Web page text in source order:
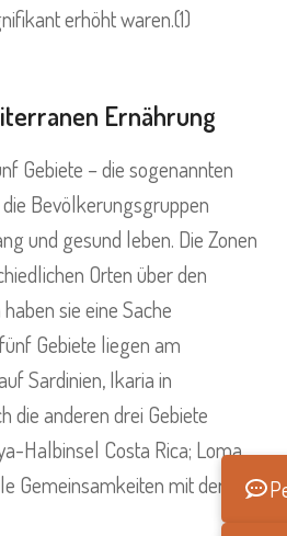
erhöht waren.(1)
Ernährung
Gebiete – die sogenannten
Bevölkerungsgruppen
und gesund leben. Die Zonen
Orten über den
sie eine Sache
Gebiete liegen am
Sardinien, Ikaria in
die anderen drei Gebiete
Halbinsel Costa Rica; Loma
Gemeinsamkeiten mit der